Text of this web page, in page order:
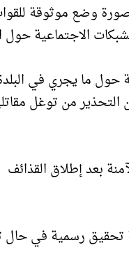
صورة وضع موثوقة
الاجتماعية حول
حول ما يجري في
التحذير من توغل
بعد إطلاق القذائف
تحقيق رسمية في حال